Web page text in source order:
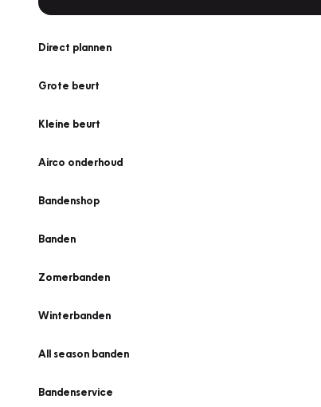
Direct plannen
Grote beurt
Kleine beurt
Airco onderhoud
Bandenshop
Banden
Zomerbanden
Winterbanden
All season banden
Bandenservice